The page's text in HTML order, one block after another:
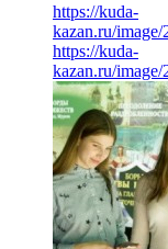
https://kuda-
kazan.ru/
https://kuda-
kazan.ru/